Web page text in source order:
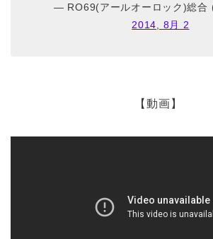
— RO69(アールオーロック)総合
2014, 8月 2
【動画】